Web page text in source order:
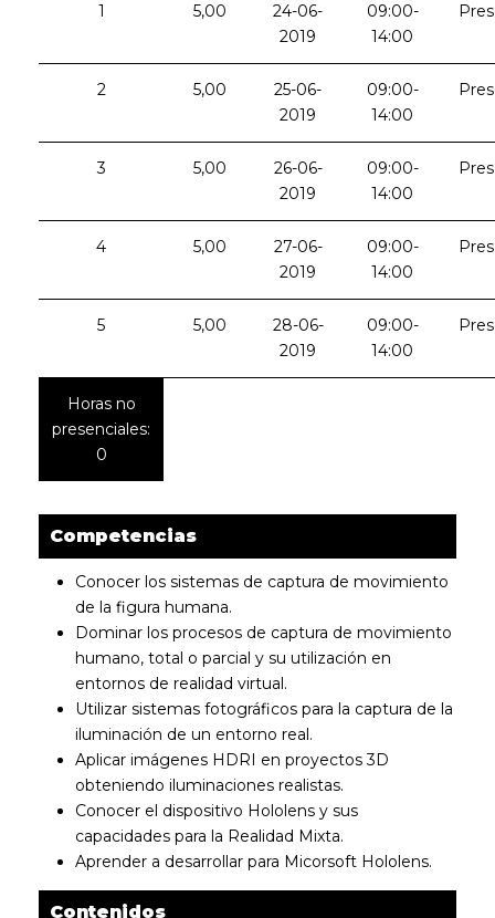
1 5,00
24-06-
2019
09:00-
14:00
2 5,00
25-06-
2019
09:00-
14:00
3 5,00
26-06-
2019
09:00-
14:00
4 5,00
27-06-
2019
09:00-
14:00
5 5,00
28-06-
2019
09:00-
14:00
Horas no
presenciales:
0
Competencias
Conocer los sistemas de captura de movimiento
de la figura humana.
Dominar los procesos de captura de movimiento
humano, total o parcial y su utilización en
entornos de realidad virtual.
Utilizar sistemas fotográficos para la captura de la
iluminación de un entorno real.
Aplicar imágenes HDRI en proyectos 3D
obteniendo iluminaciones realistas.
Conocer el dispositivo Hololens y sus
capacidades para la Realidad Mixta.
Aprender a desarrollar para Micorsoft Hololens.
Contenidos